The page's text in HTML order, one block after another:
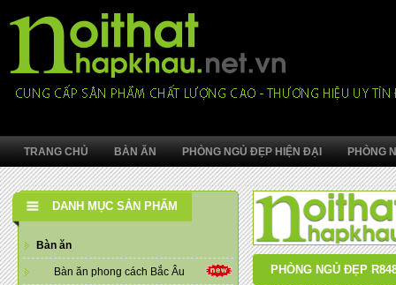
TRANG CHỦ BÀN ĂN PHÒNG NGỦ ĐẸP HIỆN ĐẠI PHÒNG
DANH MỤC SẢN PHẨM
Bàn ăn
Bàn ăn phong cách Bắc Âu PHÒNG NGỦ ĐẸP